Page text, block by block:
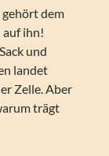
gehört dem
auf ihn!
und
landet
Zelle. Aber
trägt